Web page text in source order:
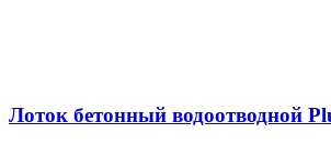
Лоток бетонный водоотводной